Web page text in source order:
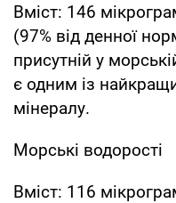
Вміст: 146
(97% від денної
присутній у
є одним із
мінералу.
Морські водорості
Вміст: 116